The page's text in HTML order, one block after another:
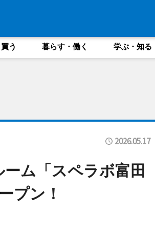
買う 暮らす・働く 学ぶ・知る
2026.05.17
ーム「スペラボ富田
プン！